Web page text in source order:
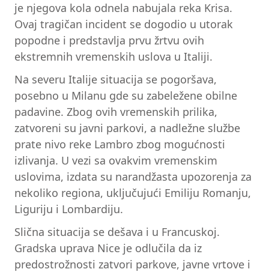
je njegova kola odnela nabujala reka Krisa.
Ovaj tragičan incident se dogodio u utorak
popodne i predstavlja prvu žrtvu ovih
ekstremnih vremenskih uslova u Italiji.
Na severu Italije situacija se pogoršava,
posebno u Milanu gde su zabeležene obilne
padavine. Zbog ovih vremenskih prilika,
zatvoreni su javni parkovi, a nadležne službe
prate nivo reke Lambro zbog mogućnosti
izlivanja. U vezi sa ovakvim vremenskim
uslovima, izdata su narandžasta upozorenja za
nekoliko regiona, uključujući Emiliju Romanju,
Liguriju i Lombardiju.
Slična situacija se dešava i u Francuskoj.
Gradska uprava Nice je odlučila da iz
predostrožnosti zatvori parkove, javne vrtove i